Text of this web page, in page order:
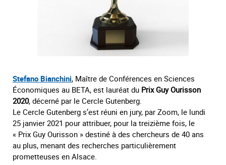
Stefano Bianchini, Maître de Conférences en Sciences
Économiques au BETA, est lauréat du Prix Guy Ourisson
2020, décerné par le Cercle Gutenberg.
Le Cercle Gutenberg s’est réuni en jury, par Zoom, le lundi
25 janvier 2021 pour attribuer, pour la treizième fois, le
« Prix Guy Ourisson » destiné à des chercheurs de 40 ans
au plus, menant des recherches particulièrement
prometteuses en Alsace.